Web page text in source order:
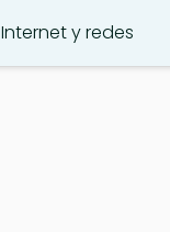
Internet y redes